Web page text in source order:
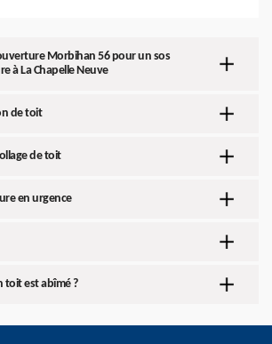
Morbihan 56 pour un sos
à La Chapelle Neuve
de toit
de toit
en urgence
toit est abîmé ?